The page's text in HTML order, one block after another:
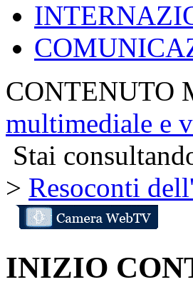
multimediale e
Stai
> Resoconti
INIZIO